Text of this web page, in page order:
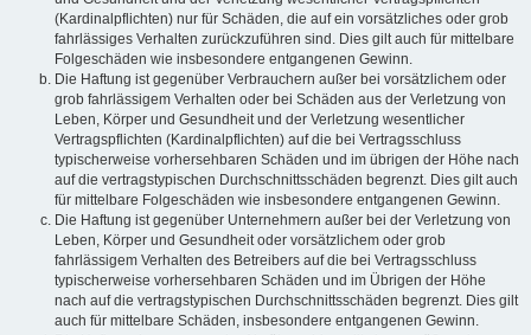
(Kardinalpflichten) nur für Schäden, die auf ein vorsätzliches oder grob
fahrlässiges Verhalten zurückzuführen sind. Dies gilt auch für mittelbare
Folgeschäden wie insbesondere entgangenen Gewinn.
Die Haftung ist gegenüber Verbrauchern außer bei vorsätzlichem oder
grob fahrlässigem Verhalten oder bei Schäden aus der Verletzung von
Leben, Körper und Gesundheit und der Verletzung wesentlicher
Vertragspflichten (Kardinalpflichten) auf die bei Vertragsschluss
typischerweise vorhersehbaren Schäden und im übrigen der Höhe nach
auf die vertragstypischen Durchschnittsschäden begrenzt. Dies gilt auch
für mittelbare Folgeschäden wie insbesondere entgangenen Gewinn.
Die Haftung ist gegenüber Unternehmern außer bei der Verletzung von
Leben, Körper und Gesundheit oder vorsätzlichem oder grob
fahrlässigem Verhalten des Betreibers auf die bei Vertragsschluss
typischerweise vorhersehbaren Schäden und im Übrigen der Höhe
nach auf die vertragstypischen Durchschnittsschäden begrenzt. Dies gilt
auch für mittelbare Schäden, insbesondere entgangenen Gewinn.